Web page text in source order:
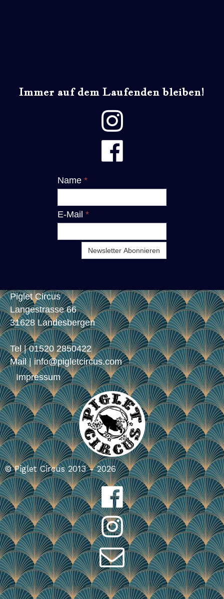
Immer auf dem Laufenden bleiben!


Name *
E-Mail *
Newsletter Abonnieren
Piglet Circus
Langestrasse 66
31628 Landesbergen
Tel | 01520 2850422
Mail | info@pigletcircus.com
Impressum
© Piglet Circus 2013 - 2026


